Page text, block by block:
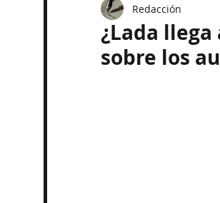
¿Lada llega
sobre los
Redacción